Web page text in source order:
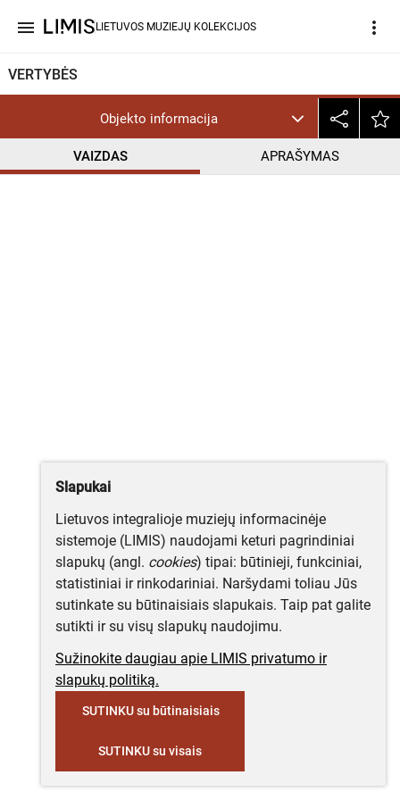
menu LIETUVOS MUZIEJŲ KOLEKCIJOS more_vert
VERTYBĖS
Objekto informacija
VAIZDAS APRAŠYMAS
Slapukai
Lietuvos integralioje muziejų informacinėje
sistemoje (LIMIS) naudojami keturi pagrindiniai
slapukų (angl. cookies) tipai: būtinieji, funkciniai,
statistiniai ir rinkodariniai. Naršydami toliau Jūs
sutinkate su būtinaisiais slapukais. Taip pat galite
sutikti ir su visų slapukų naudojimu.
Sužinokite daugiau apie LIMIS privatumo ir
slapukų politiką.
SUTINKU su būtinaisiais
SUTINKU su visais